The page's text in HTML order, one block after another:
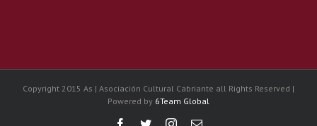
Copyright 2015 As | Asociación Cultural Cabriante all Rights Reserved |
Powered by 6Team Global
Facebook
TwitterInstagram
Email